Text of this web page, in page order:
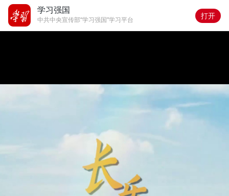
学习强国
中共中央宣传部“学习强国”学习平台 打开